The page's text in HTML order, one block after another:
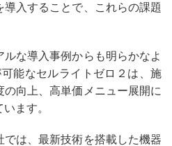
入することで、これらの課題
な導入事例からも明らかなよ
能なセルライトゼロ２は、施
向上、高単価メニュー展開に
ます。
では、最新技術を搭載した機器